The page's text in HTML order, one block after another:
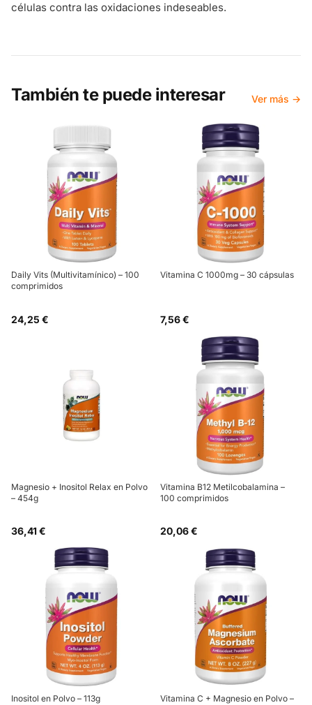
células contra las oxidaciones indeseables.
También te puede interesar Ver más →
Daily Vits (Multivitamínico) – 100
comprimidos
24,25 €
Vitamina C 1000mg – 30 cápsulas
7,56 €
Magnesio + Inositol Relax en Polvo
– 454g
36,41 €
Vitamina B12 Metilcobalamina –
100 comprimidos
20,06 €
Inositol en Polvo – 113g
Vitamina C + Magnesio en Polvo –